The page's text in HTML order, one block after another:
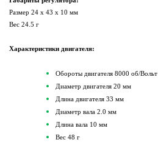
Размер 24 x 43 x 10 мм
Вес 24.5 г
Характеристики двигателя:
Обороты двигателя 8000 об/Вольт
Диаметр двигателя 20 мм
Длина двигателя 33 мм
Диаметр вала 2.0 мм
Длина вала 10 мм
Вес 48 г